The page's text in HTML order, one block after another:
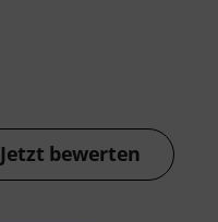
Jetzt bewerten